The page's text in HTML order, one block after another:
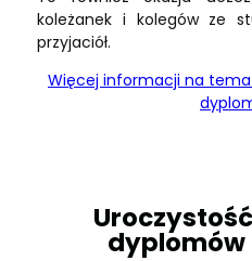
koleżanek i kolegów ze
przyjaciół.
Więcej informacji na
dyplomów